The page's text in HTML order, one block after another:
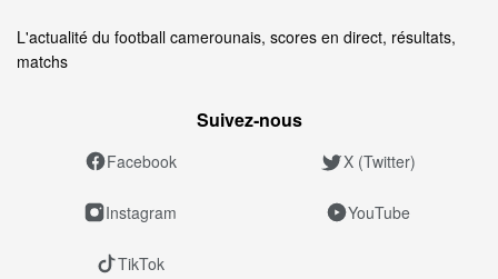
L'actualité du football camerounais, scores en direct, résultats,
matchs
Suivez‑nous
Facebook X (Twitter)
Instagram YouTube
TikTok